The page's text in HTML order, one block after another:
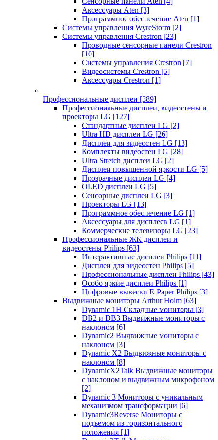
Аксессуары Aten [3]
Программное обеспечение Aten [1]
Системы управления WyreStorm [2]
Системы управления Crestron [23]
Проводные сенсорные панели Crestron
[10]
Системы управления Crestron [7]
Видеосистемы Crestron [5]
Аксессуары Crestron [1]
Профессиональные дисплеи [389]
Профессиональные дисплеи, видеостены и
проекторы LG [127]
Стандартные дисплеи LG [2]
Ultra HD дисплеи LG [26]
Дисплеи для видеостен LG [13]
Комплекты видеостен LG [28]
Ultra Stretch дисплеи LG [2]
Дисплеи повышенной яркости LG [5]
Прозрачные дисплеи LG [4]
OLED дисплеи LG [5]
Сенсорные дисплеи LG [3]
Проекторы LG [13]
Программное обеспечение LG [1]
Аксессуары для дисплеев LG [1]
Коммерческие телевизоры LG [23]
Профессиональные ЖК дисплеи и
видеостены Philips [63]
Интерактивные дисплеи Philips [11]
Дисплеи для видеостен Philips [5]
Профессиональные дисплеи Philips [43]
Особо яркие дисплеи Philips [1]
Цифровые вывески E-Paper Philips [3]
Выдвижные мониторы Arthur Holm [63]
Dynamic 1Н Складные мониторы [3]
DB2 и DB3 Выдвижные мониторы с
наклоном [6]
Dynamic2 Выдвижные мониторы с
наклоном [3]
Dynamic X2 Выдвижные мониторы с
наклоном [8]
DynamicX2Talk Выдвижные мониторы
с наклоном и выдвижным микрофоном
[2]
Dynamic 3 Мониторы с уникальным
механизмом трансформации [6]
Dynamic3Reverse Мониторы с
подъемом из горизонтального
положения [1]